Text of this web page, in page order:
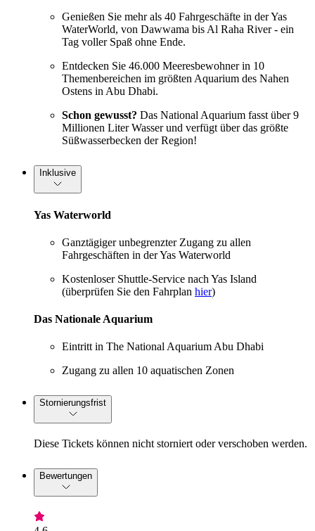
Genießen Sie mehr als 40 Fahrgeschäfte in der Yas
WaterWorld, von Dawwama bis Al Raha River - ein
Tag voller Spaß ohne Ende.
Entdecken Sie 46.000 Meeresbewohner in 10
Themenbereichen im größten Aquarium des Nahen
Ostens in Abu Dhabi.
Schon gewusst? Das National Aquarium fasst über 9
Millionen Liter Wasser und verfügt über das größte
Süßwasserbecken der Region!
Inklusive
Yas Waterworld
Ganztägiger unbegrenzter Zugang zu allen
Fahrgeschäften in der Yas Waterworld
Kostenloser Shuttle-Service nach Yas Island
(überprüfen Sie den Fahrplan hier)
Das Nationale Aquarium
Eintritt in The National Aquarium Abu Dhabi
Zugang zu allen 10 aquatischen Zonen
Stornierungsfrist
Diese Tickets können nicht storniert oder verschoben werden.
Bewertungen